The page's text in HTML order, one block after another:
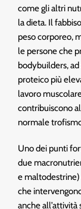
come gli altri
la dieta. Il
peso corporeo,
le persone che
bodybuilders,
proteico più
lavoro
contribuiscono
normale
Uno dei punti
due
e
che
anche